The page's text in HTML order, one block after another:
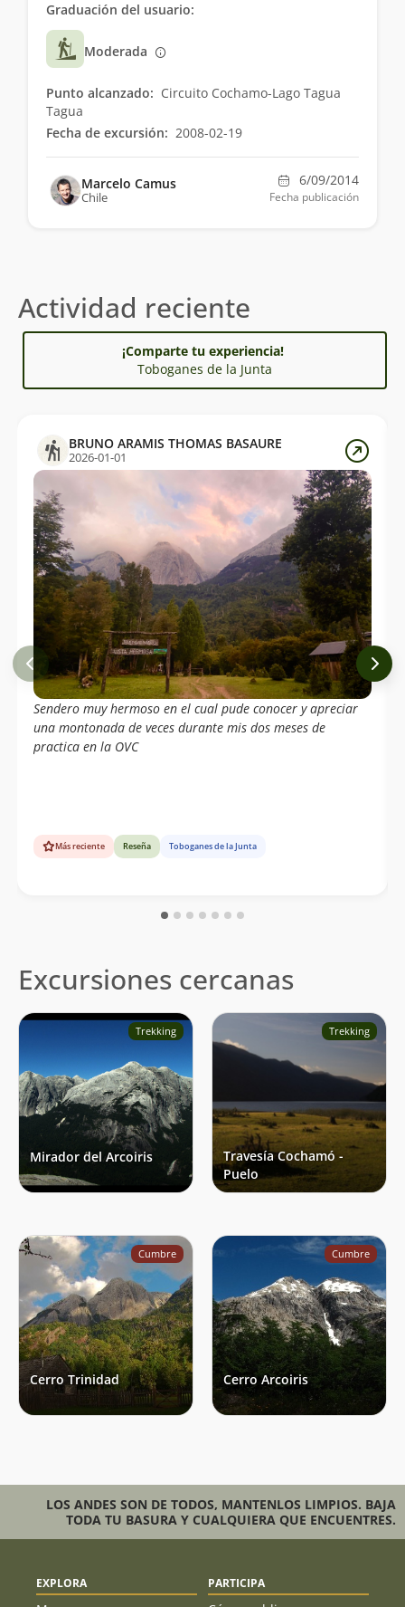
Graduación del usuario:
Moderada
Punto alcanzado: Circuito Cochamo-Lago Tagua
Tagua
Fecha de excursión: 2008-02-19
Marcelo Camus
Chile
6/09/2014
Fecha publicación
Actividad reciente
¡Comparte tu experiencia!
Toboganes de la Junta
BRUNO ARAMIS THOMAS BASAURE
2026-01-01
Sendero muy hermoso en el cual pude conocer y apreciar
una montonada de veces durante mis dos meses de
practica en la OVC
Más reciente Reseña Toboganes de la Junta
Excursiones cercanas
Trekking
Mirador del Arcoiris
Trekking
Travesía Cochamó -
Puelo
Cumbre
Cerro Trinidad
Cumbre
Cerro Arcoiris
LOS ANDES SON DE TODOS, MANTENLOS LIMPIOS. BAJA
TODA TU BASURA Y CUALQUIERA QUE ENCUENTRES.
EXPLORA PARTICIPA